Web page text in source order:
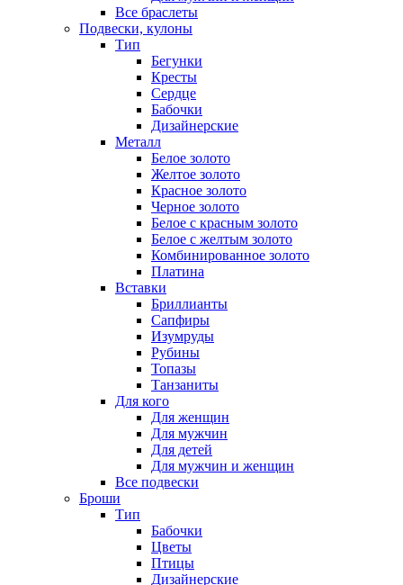
Все браслеты
Подвески, кулоны
Тип
Бегунки
Кресты
Сердце
Бабочки
Дизайнерские
Металл
Белое золото
Желтое золото
Красное золото
Черное золото
Белое с красным золото
Белое с желтым золото
Комбинированное золото
Платина
Вставки
Бриллианты
Сапфиры
Изумруды
Рубины
Топазы
Танзаниты
Для кого
Для женщин
Для мужчин
Для детей
Для мужчин и женщин
Все подвески
Броши
Тип
Бабочки
Цветы
Птицы
Дизайнерские